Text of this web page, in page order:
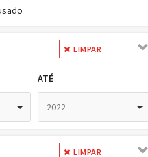
LIMPAR
ATÉ
2022
LIMPAR